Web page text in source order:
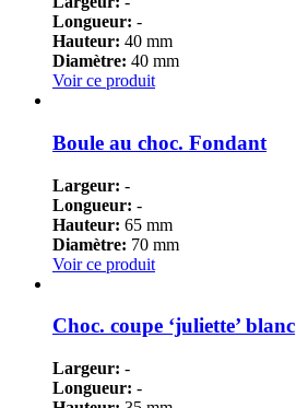
Longueur: -
Hauteur: 40 mm
Diamètre: 40 mm
Voir ce produit
Boule au choc. Fondant
Largeur: -
Longueur: -
Hauteur: 65 mm
Diamètre: 70 mm
Voir ce produit
Choc. coupe ‘juliette’ blanc
Largeur: -
Longueur: -